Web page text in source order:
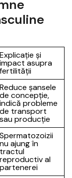
Explicație și
impact asupra
fertilității
Reduce șansele
de concepție,
indică probleme
de transport
sau producție
Spermatozoizii
nu ajung în
tractul
reproductiv al
partenerei